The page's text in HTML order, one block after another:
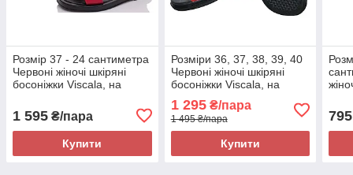
Розмір 37 - 24 сантиметра
Червоні жіночі шкіряні
босоніжки Viscala, на
зручні
1 595 ₴/пара
Купити
Розміри 36, 37, 38, 39, 40
Червоні жіночі шкіряні
босоніжки Viscala, на
зручні
1 295₴/пара
1 495 ₴/пара
Купити
795